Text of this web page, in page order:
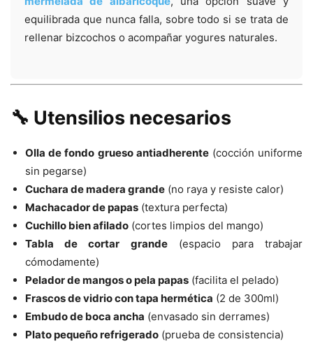
equilibrada que nunca falla, sobre todo si se trata de
rellenar bizcochos o acompañar yogures naturales.
🔧 Utensilios necesarios
Olla de fondo grueso antiadherente(cocción uniforme
sin pegarse)
Cuchara de madera grande (no raya y resiste calor)
Machacador de papas (textura perfecta)
Cuchillo bien afilado (cortes limpios del mango)
Tabla de cortar grande(espacio para trabajar
cómodamente)
Pelador de mangos o pela papas (facilita el pelado)
Frascos de vidrio con tapa hermética (2 de 300ml)
Embudo de boca ancha (envasado sin derrames)
Plato pequeño refrigerado (prueba de consistencia)